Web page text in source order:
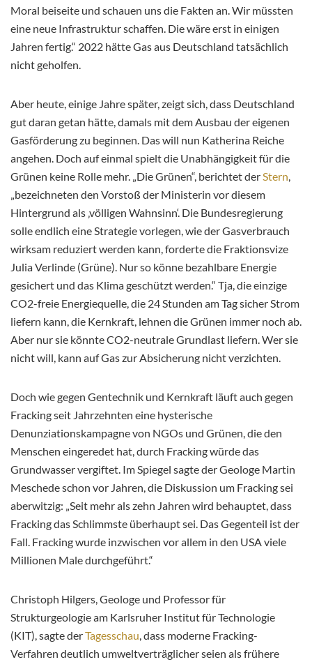
Moral beiseite und schauen uns die Fakten an. Wir müssten
eine neue Infrastruktur schaffen. Die wäre erst in einigen
Jahren fertig.“ 2022 hätte Gas aus Deutschland tatsächlich
nicht geholfen.
Aber heute, einige Jahre später, zeigt sich, dass Deutschland
gut daran getan hätte, damals mit dem Ausbau der eigenen
Gasförderung zu beginnen. Das will nun Katherina Reiche
angehen. Doch auf einmal spielt die Unabhängigkeit für die
Grünen keine Rolle mehr. „Die Grünen“, berichtet derStern,
„bezeichneten den Vorstoß der Ministerin vor diesem
Hintergrund als ‚völligen Wahnsinn‘. Die Bundesregierung
solle endlich eine Strategie vorlegen, wie der Gasverbrauch
wirksam reduziert werden kann, forderte die Fraktionsvize
Julia Verlinde (Grüne). Nur so könne bezahlbare Energie
gesichert und das Klima geschützt werden.“ Tja, die einzige
CO2-freie Energiequelle, die 24 Stunden am Tag sicher Strom
liefern kann, die Kernkraft, lehnen die Grünen immer noch ab.
Aber nur sie könnte CO2-neutrale Grundlast liefern. Wer sie
nicht will, kann auf Gas zur Absicherung nicht verzichten.
Doch wie gegen Gentechnik und Kernkraft läuft auch gegen
Fracking seit Jahrzehnten eine hysterische
Denunziationskampagne von NGOs und Grünen, die den
Menschen eingeredet hat, durch Fracking würde das
Grundwasser vergiftet. Im Spiegel sagte der Geologe Martin
Meschede schon vor Jahren, die Diskussion um Fracking sei
aberwitzig: „Seit mehr als zehn Jahren wird behauptet, dass
Fracking das Schlimmste überhaupt sei. Das Gegenteil ist der
Fall. Fracking wurde inzwischen vor allem in den USA viele
Millionen Male durchgeführt.“
Christoph Hilgers, Geologe und Professor für
Strukturgeologie am Karlsruher Institut für Technologie
(KIT), sagte derTagesschau, dass moderne Fracking-
Verfahren deutlich umweltverträglicher seien als frühere